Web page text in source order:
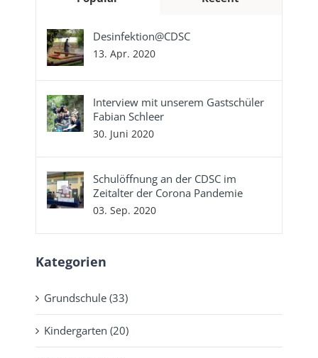
Desinfektion@CDSC
13. Apr. 2020
Interview mit unserem Gastschüler
Fabian Schleer
30. Juni 2020
Schulöffnung an der CDSC im
Zeitalter der Corona Pandemie
03. Sep. 2020
Kategorien
Grundschule (33)
Kindergarten (20)